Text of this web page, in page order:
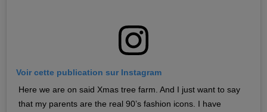
Voir cette publication sur Instagram
Here we are on said Xmas tree farm. And I just want to say
that my parents are the real 90’s fashion icons. I have